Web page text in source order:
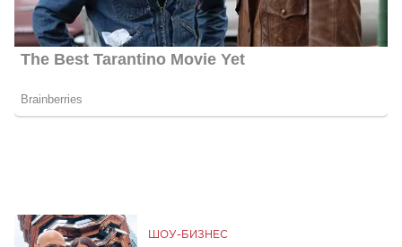
ШОУ-БИЗНЕС